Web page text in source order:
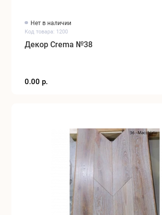
Нет в наличии
Код товара: 1200
Декор Crema №38
0.00 р.